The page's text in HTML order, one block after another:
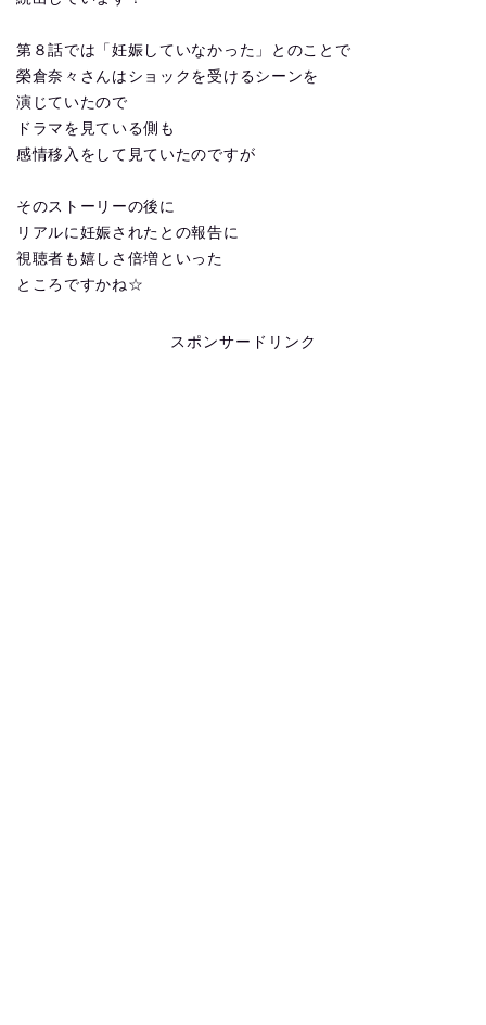
第８話では「妊娠していなかった」とのことで
榮倉奈々さんはショックを受けるシーンを
演じていたので
ドラマを見ている側も
感情移入をして見ていたのですが
そのストーリーの後に
リアルに妊娠されたとの報告に
視聴者も嬉しさ倍増といった
ところですかね☆
スポンサードリンク